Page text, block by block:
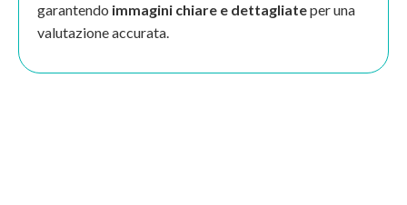
garantendo immagini chiare e dettagliateper una
valutazione accurata.